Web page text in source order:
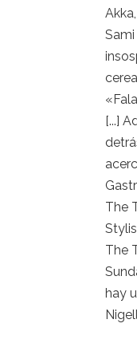
[...]
The
The
hay